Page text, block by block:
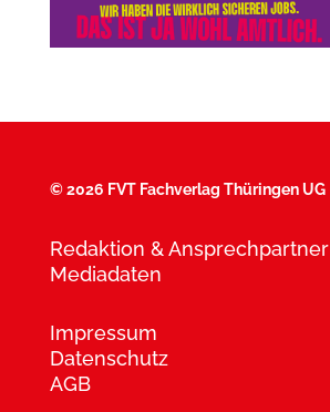
©2026 FVT Fachverlag Thüringen UG
Redaktion & Ansprechpartner
Mediadaten
Impressum
Datenschutz
AGB